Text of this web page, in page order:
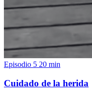
Episodio 5 20 min
Cuidado de la herida